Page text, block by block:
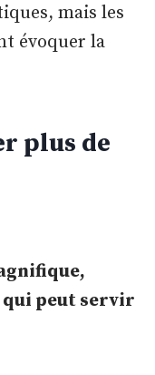
mais les
évoquer la
plus de
peut servir